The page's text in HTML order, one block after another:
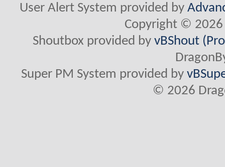
User Alert System provided by
Copyright © 2026
Shoutbox provided byvBShout
Super PM System provided by
© 2026